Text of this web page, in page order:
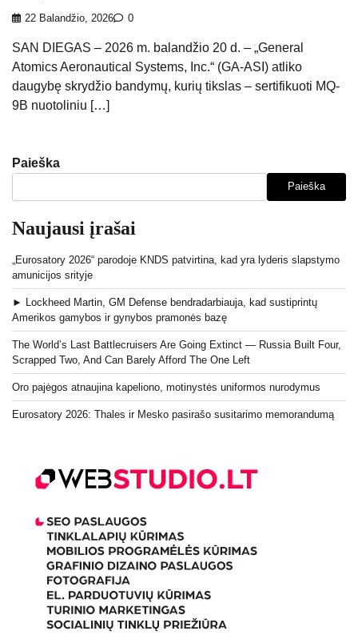
22 Balandžio, 2026 0
SAN DIEGAS – 2026 m. balandžio 20 d. – „General
Atomics Aeronautical Systems, Inc.“ (GA-ASI) atliko
daugybę skrydžio bandymų, kurių tikslas – sertifikuoti MQ-
9B nuotoliniu […]
Paieška
Paieška
Naujausi įrašai
„Eurosatory 2026“ parodoje KNDS patvirtina, kad yra lyderis slapstymo
amunicijos srityje
► Lockheed Martin, GM Defense bendradarbiauja, kad sustiprintų
Amerikos gamybos ir gynybos pramonės bazę
The World’s Last Battlecruisers Are Going Extinct — Russia Built Four,
Scrapped Two, And Can Barely Afford The One Left
Oro pajėgos atnaujina kapeliono, motinystės uniformos nurodymus
Eurosatory 2026: Thales ir Mesko pasirašo susitarimo memorandumą